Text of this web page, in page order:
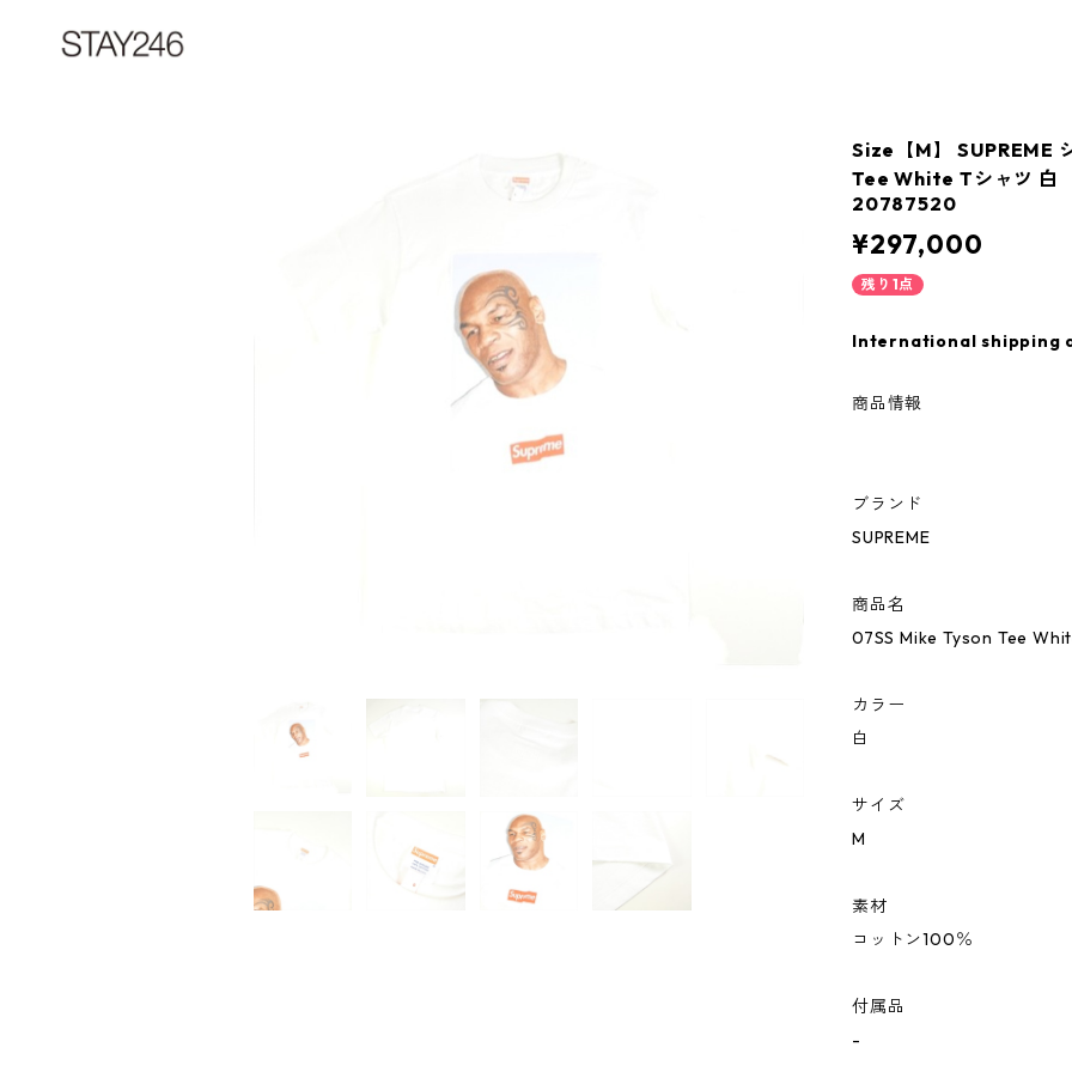
Size【M】 SUPREME
Tee White Tシャツ 白
20787520
¥297,000
残り1点
International shipping
商品情報
ブランド
SUPREME
商品名
07SS Mike Tyson Tee
カラー
白
サイズ
M
素材
コットン100％
付属品
-